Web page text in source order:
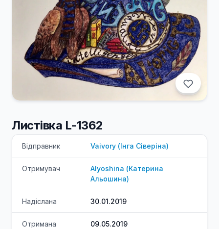
Листівка L-1362
Відправник Vaivory (Інга Сіверіна)
Отримувач Alyoshina (Катерина
Альошина)
Надіслана 30.01.2019
Отримана 09.05.2019